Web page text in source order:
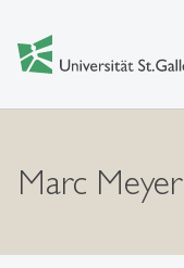
Marc Meyer